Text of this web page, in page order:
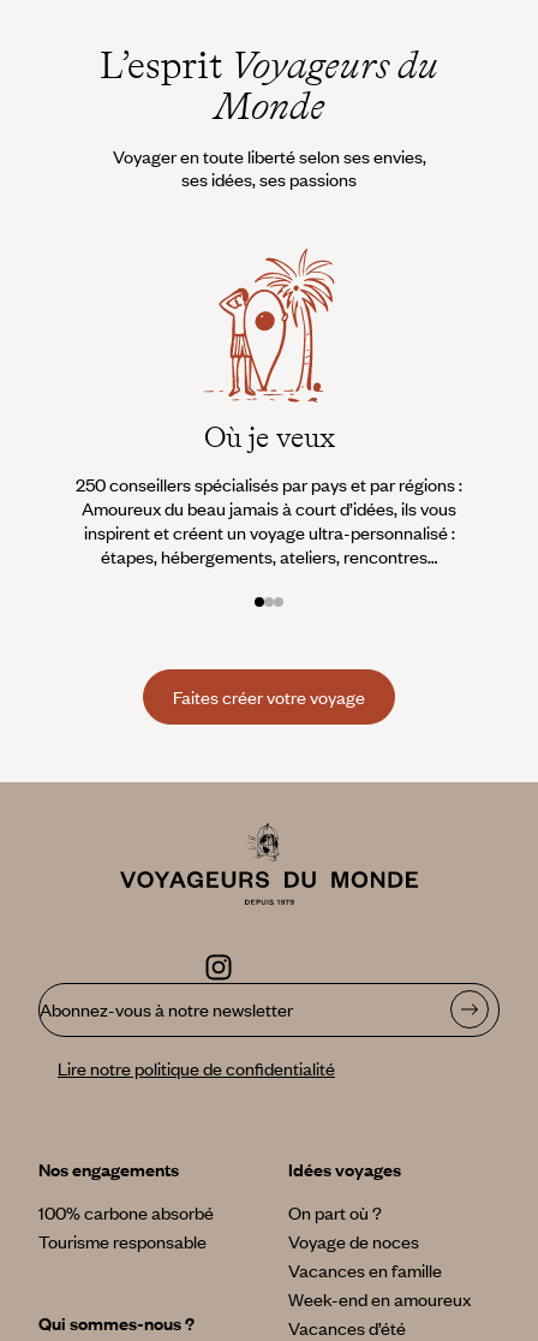
L’esprit Voyageurs du
Monde
Voyager en toute liberté selon ses envies,
ses idées, ses passions
Où je veux
250 conseillers spécialisés par pays et par régions :
Amoureux du beau jamais à court d’idées, ils vous
inspirent et créent un voyage ultra-personnalisé :
étapes, hébergements, ateliers, rencontres…
Faites créer votre voyage
Abonnez-vous à notre newsletter
Lire notre politique de confidentialité
Nos engagements
100% carbone absorbé
Tourisme responsable
Qui sommes-nous ?
Idées voyages
On part où ?
Voyage de noces
Vacances en famille
Week-end en amoureux
Vacances d’été